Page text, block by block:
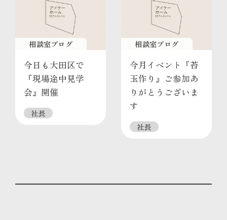
相談室ブログ
今日も大田区で
『現場途中見学
会』開催
社長
相談室ブログ
今月イベント『苔
玉作り』ご参加あ
りがとうございま
す
社長